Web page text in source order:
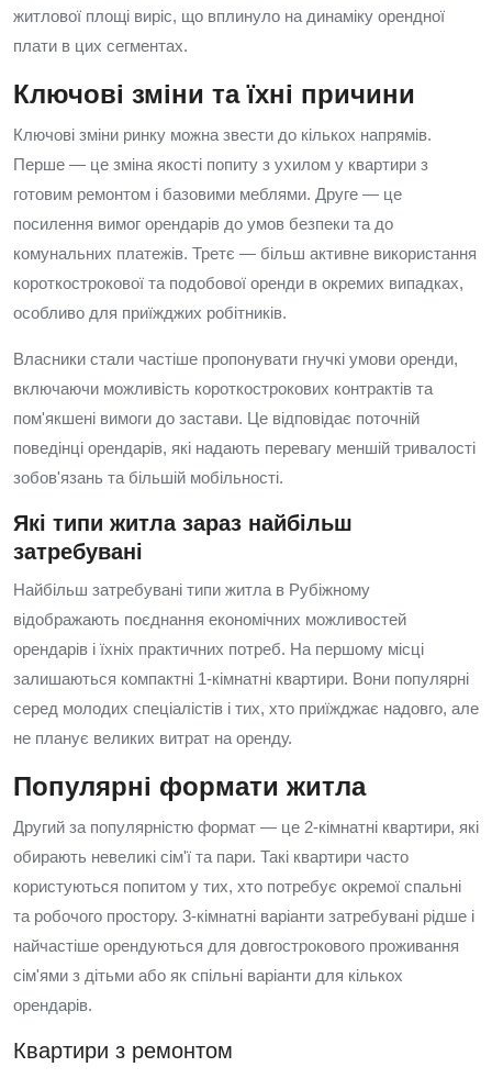
житлової площі виріс, що вплинуло на динаміку орендної
плати в цих сегментах.
Ключові зміни та їхні причини
Ключові зміни ринку можна звести до кількох напрямів.
Перше — це зміна якості попиту з ухилом у квартири з
готовим ремонтом і базовими меблями. Друге — це
посилення вимог орендарів до умов безпеки та до
комунальних платежів. Третє — більш активне використання
короткострокової та подобової оренди в окремих випадках,
особливо для приїжджих робітників.
Власники стали частіше пропонувати гнучкі умови оренди,
включаючи можливість короткострокових контрактів та
пом'якшені вимоги до застави. Це відповідає поточній
поведінці орендарів, які надають перевагу меншій тривалості
зобов'язань та більшій мобільності.
Які типи житла зараз найбільш
затребувані
Найбільш затребувані типи житла в Рубіжному
відображають поєднання економічних можливостей
орендарів і їхніх практичних потреб. На першому місці
залишаються компактні 1-кімнатні квартири. Вони популярні
серед молодих спеціалістів і тих, хто приїжджає надовго, але
не планує великих витрат на оренду.
Популярні формати житла
Другий за популярністю формат — це 2-кімнатні квартири, які
обирають невеликі сім'ї та пари. Такі квартири часто
користуються попитом у тих, хто потребує окремої спальні
та робочого простору. 3-кімнатні варіанти затребувані рідше і
найчастіше орендуються для довгострокового проживання
сім'ями з дітьми або як спільні варіанти для кількох
орендарів.
Квартири з ремонтом